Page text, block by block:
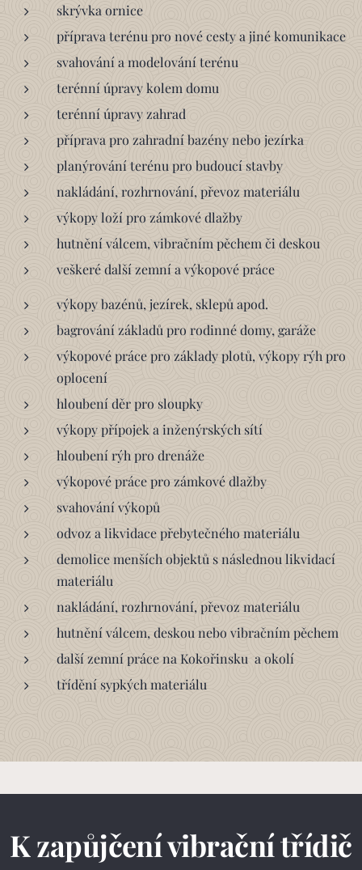
skrývka ornice
příprava terénu pro nové cesty a jiné komunikace
svahování a modelování terénu
terénní úpravy kolem domu
terénní úpravy zahrad
příprava pro zahradní bazény nebo jezírka
planýrování terénu pro budoucí stavby
nakládání, rozhrnování, převoz materiálu
výkopy loží pro zámkové dlažby
hutnění válcem, vibračním pěchem či deskou
veškeré další zemní a výkopové práce
výkopy bazénů, jezírek, sklepů apod.
bagrování základů pro rodinné domy, garáže
výkopové práce pro základy plotů, výkopy rýh pro
oplocení
hloubení děr pro sloupky
výkopy přípojek a inženýrských sítí
hloubení rýh pro drenáže
výkopové práce pro zámkové dlažby
svahování výkopů
odvoz a likvidace přebytečného materiálu
demolice menších objektů s následnou likvidací
materiálu
nakládání, rozhrnování, převoz materiálu
hutnění válcem, deskou nebo vibračním pěchem
další zemní práce na Kokořinsku a okolí
třídění sypkých materiálu
K zapůjčení vibrační třídič